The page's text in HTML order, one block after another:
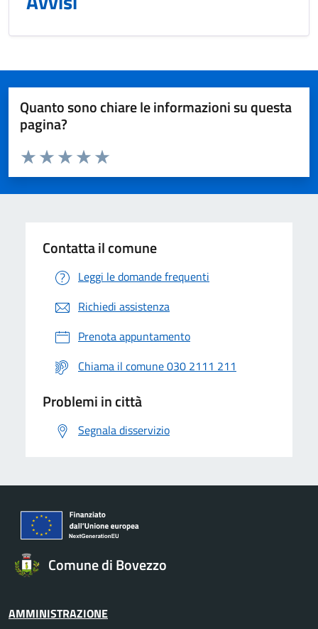
Quanto sono chiare le informazioni su questa
pagina?
Valuta da 1 a 5 stelle la pagina
Valuta 5 stelle su 5
Valuta 4 stelle su 5
Valuta 3 stelle su 5
Valuta 2 stelle su 5
Valuta 1 stelle su 5
Contatta il comune
Leggi le domande frequenti
Richiedi assistenza
Prenota appuntamento
Chiama il comune 030 2111 211
Problemi in città
Segnala disservizio
Comune di Bovezzo
AMMINISTRAZIONE